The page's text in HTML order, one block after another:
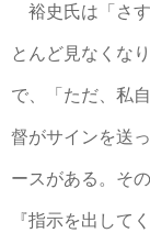
裕史氏は「さ
とんど見なくな
で、「ただ、私
督がサインを送
ースがある。そ
『指示を出して